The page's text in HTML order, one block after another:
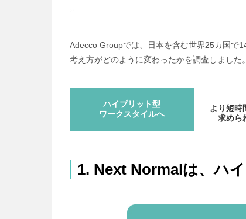
Adecco Groupでは、日本を含む世界25カ国で
考え方がどのように変わったかを調査しました
ハイブリット型
ワークスタイルへ
より短時
求めら
1. Next Normalは、ハ